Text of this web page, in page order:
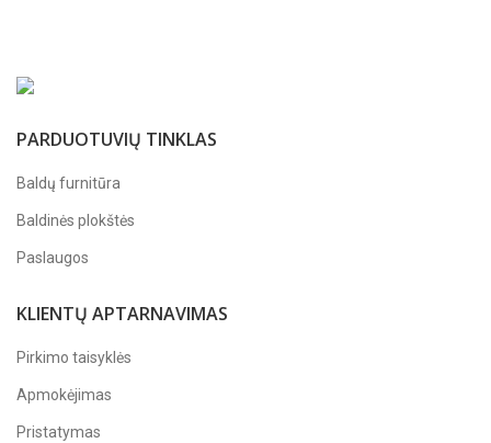
PARDUOTUVIŲ TINKLAS
Baldų furnitūra
Baldinės plokštės
Paslaugos
KLIENTŲ APTARNAVIMAS
Pirkimo taisyklės
Apmokėjimas
Pristatymas